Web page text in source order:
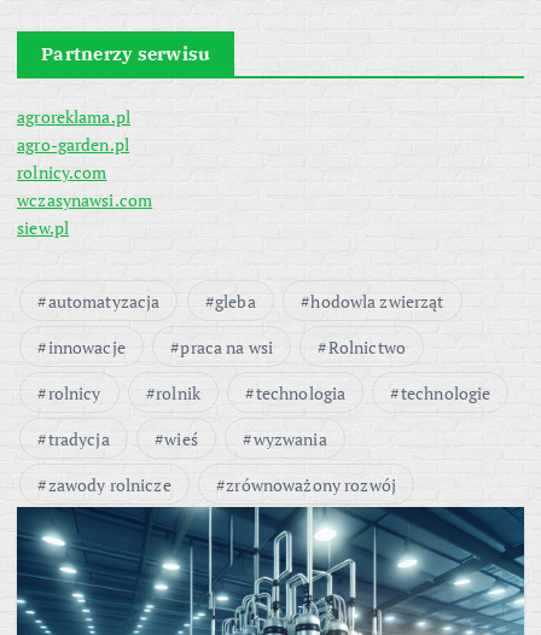
Partnerzy serwisu
agroreklama.pl
agro-garden.pl
rolnicy.com
wczasynawsi.com
siew.pl
automatyzacja gleba
hodowla zwierząt
innowacje
praca na wsi
Rolnictwo
rolnicy
rolnik technologia
technologie
tradycja
wieś
wyzwania
zawody rolnicze
zrównoważony rozwój